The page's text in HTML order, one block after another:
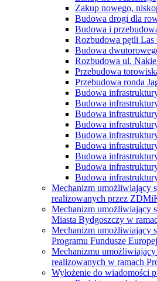
Zakup nowego,
Budowa drogi dla
Budowa i
Rozbudowa pętli
Budowa
Rozbudowa ul.
Przebudowa
Przebudowa ronda
Budowa
Budowa
Budowa
Budowa
Budowa
Budowa
Budowa
Budowa
Budowa
Mechanizm umożliwiający
realizowanych przez
Mechanizm umożliwiający
Miasta Bydgoszczy w
Mechanizm umożliwiający
Programu Fundusze
Mechanizmu
realizowanych w ramach
Wyłożenie do wiadomości